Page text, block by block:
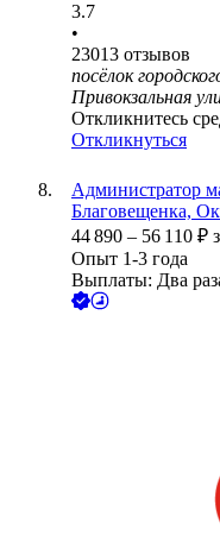
3.7
•
23013 отзывов
посёлок
Привокзальная
Откликнитесь
Откликнуться
Администратор
Благовещенка,
44 890 – 56 110 ₽
Опыт 1-3 года
Выплаты: Два